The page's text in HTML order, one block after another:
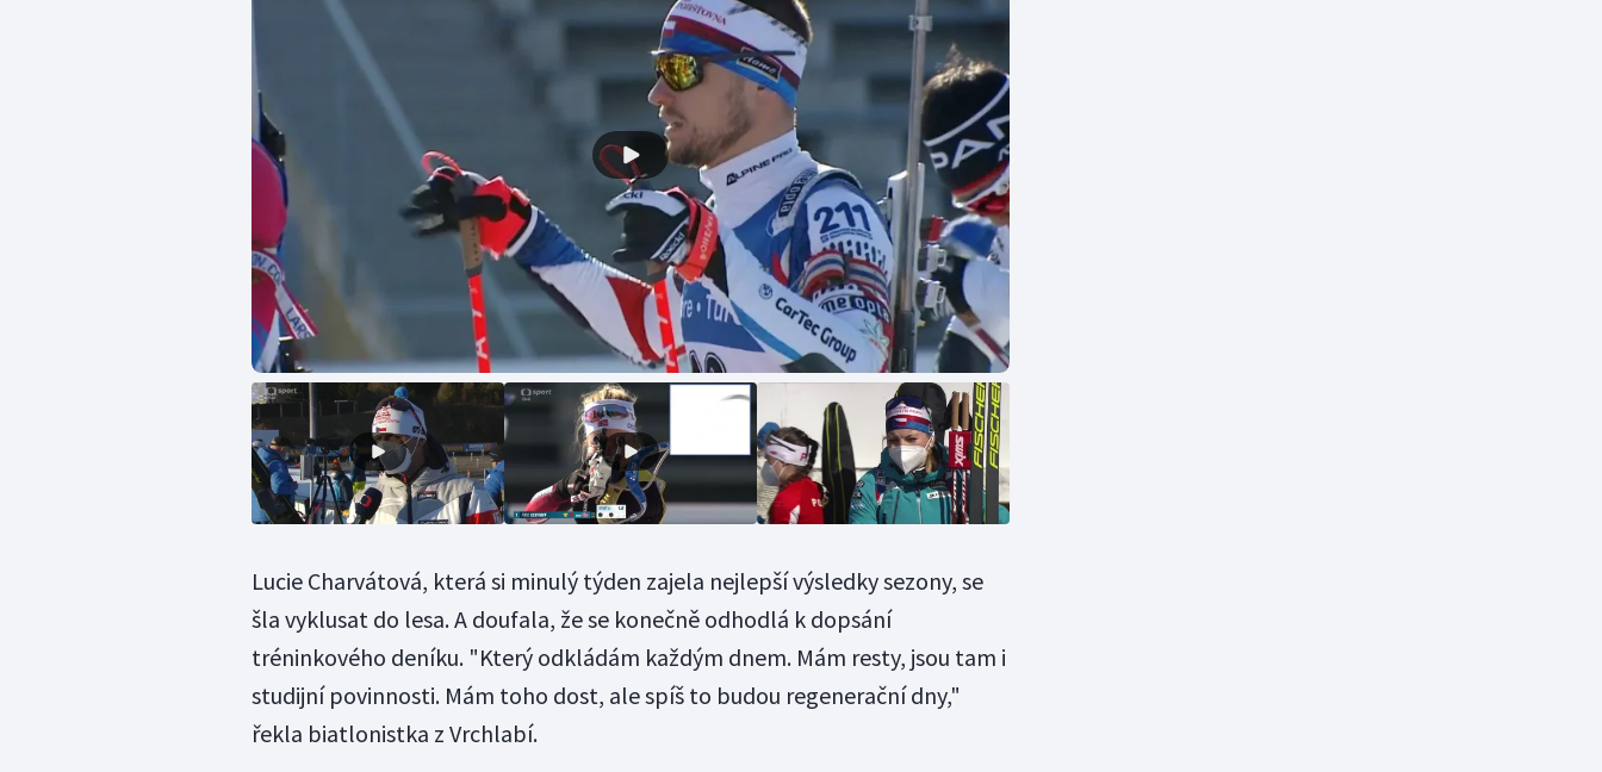
Lucie Charvátová, která si minulý týden zajela nejlepší výsledky sezony, se
šla vyklusat do lesa. A doufala, že se konečně odhodlá k dopsání
tréninkového deníku. "Který odkládám každým dnem. Mám resty, jsou tam i
studijní povinnosti. Mám toho dost, ale spíš to budou regenerační dny,"
řekla biatlonistka z Vrchlabí.